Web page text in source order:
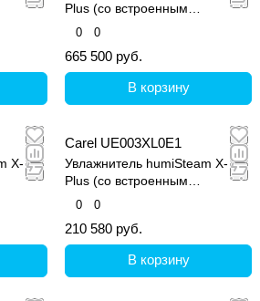
Plus (со встроенным
контроллером и графическим
0 0
665 500 руб.
В корзину
X-
Carel UE003XL0E1
Увлажнитель humiSteam X-
Plus (со встроенным
контроллером и графическим
0 0
210 580 руб.
В корзину